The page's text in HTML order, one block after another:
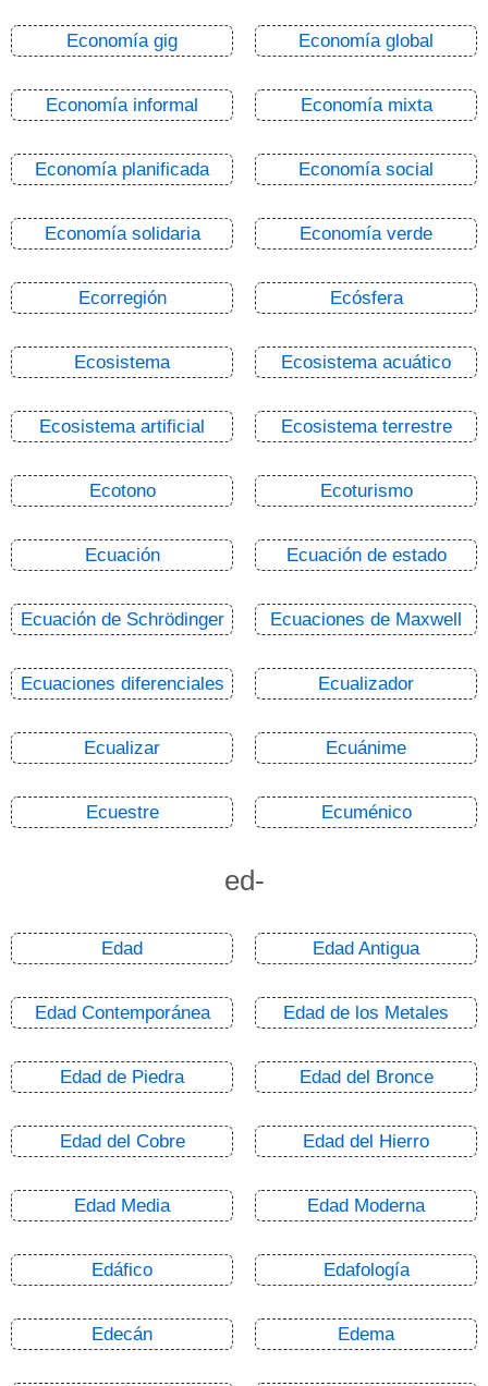
Economía gig Economía global
Economía informal Economía mixta
Economía planificada Economía social
Economía solidaria Economía verde
Ecorregión Ecósfera
Ecosistema Ecosistema acuático
Ecosistema artificial Ecosistema terrestre
Ecotono Ecoturismo
Ecuación Ecuación de estado
Ecuación de Schrödinger Ecuaciones de Maxwell
Ecuaciones diferenciales Ecualizador
Ecualizar Ecuánime
Ecuestre Ecuménico
ed-
Edad Edad Antigua
Edad Contemporánea Edad de los Metales
Edad de Piedra Edad del Bronce
Edad del Cobre Edad del Hierro
Edad Media Edad Moderna
Edáfico Edafología
Edecán Edema